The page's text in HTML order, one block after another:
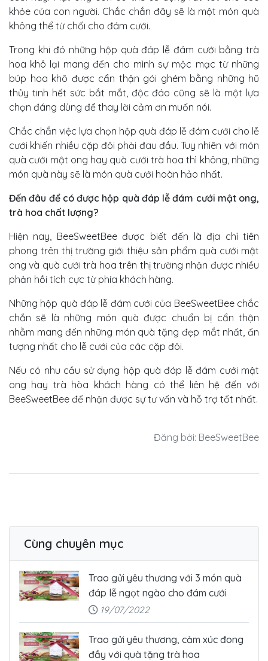
khỏe của con người. Chắc chắn đây sẽ là một món quà
không thể từ chối cho đám cưới.
Trong khi đó những hộp quà đáp lễ đám cưới bằng trà
hoa khô lại mang đến cho mình sự mộc mạc từ những
búp hoa khô được cẩn thận gói ghém bằng những hũ
thủy tinh hết sức bắt mắt, độc đáo cũng sẽ là một lựa
chọn đáng dùng để thay lời cảm ơn muốn nói.
Chắc chắn việc lựa chọn hộp quà đáp lễ đám cưới cho lễ
cưới khiến nhiều cặp đôi phải đau đầu. Tuy nhiên với món
quà cưới mật ong hay quà cưới trà hoa thì không, những
món quà này sẽ là món quà cưới hoàn hảo nhất.
Đến đâu để có được hộp quà đáp lễ đám cưới mật ong,
trà hoa chất lượng?
Hiện nay, BeeSweetBee được biết đến là địa chỉ tiên
phong trên thị trường giới thiệu sản phẩm quà cưới mật
ong và quà cưới trà hoa trên thị trường nhận được nhiều
phản hồi tích cực từ phía khách hàng.
Những hộp quà đáp lễ đám cưới của BeeSweetBee chắc
chắn sẽ là những món quà được chuẩn bị cẩn thận
nhằm mang đến những món quà tặng đẹp mắt nhất, ấn
tượng nhất cho lễ cưới của các cặp đôi.
Nếu có nhu cầu sử dụng hộp quà đáp lễ đám cưới mật
ong hay trà hòa khách hàng có thể liên hệ đến với
BeeSweetBee để nhận được sự tư vấn và hỗ trợ tốt nhất.
Đăng bởi: BeeSweetBee
Cùng chuyên mục
Trao gửi yêu thương với 3 món quà
đáp lễ ngọt ngào cho đám cưới
19/07/2022
Trao gửi yêu thương, cảm xúc đong
đầy với quà tặng trà hoa